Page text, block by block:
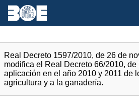
Real Decreto 1597/2010, de 26 de
modifica el Real Decreto 66/2010,
aplicación en el año 2010 y 2011 de
agricultura y a la ganadería.